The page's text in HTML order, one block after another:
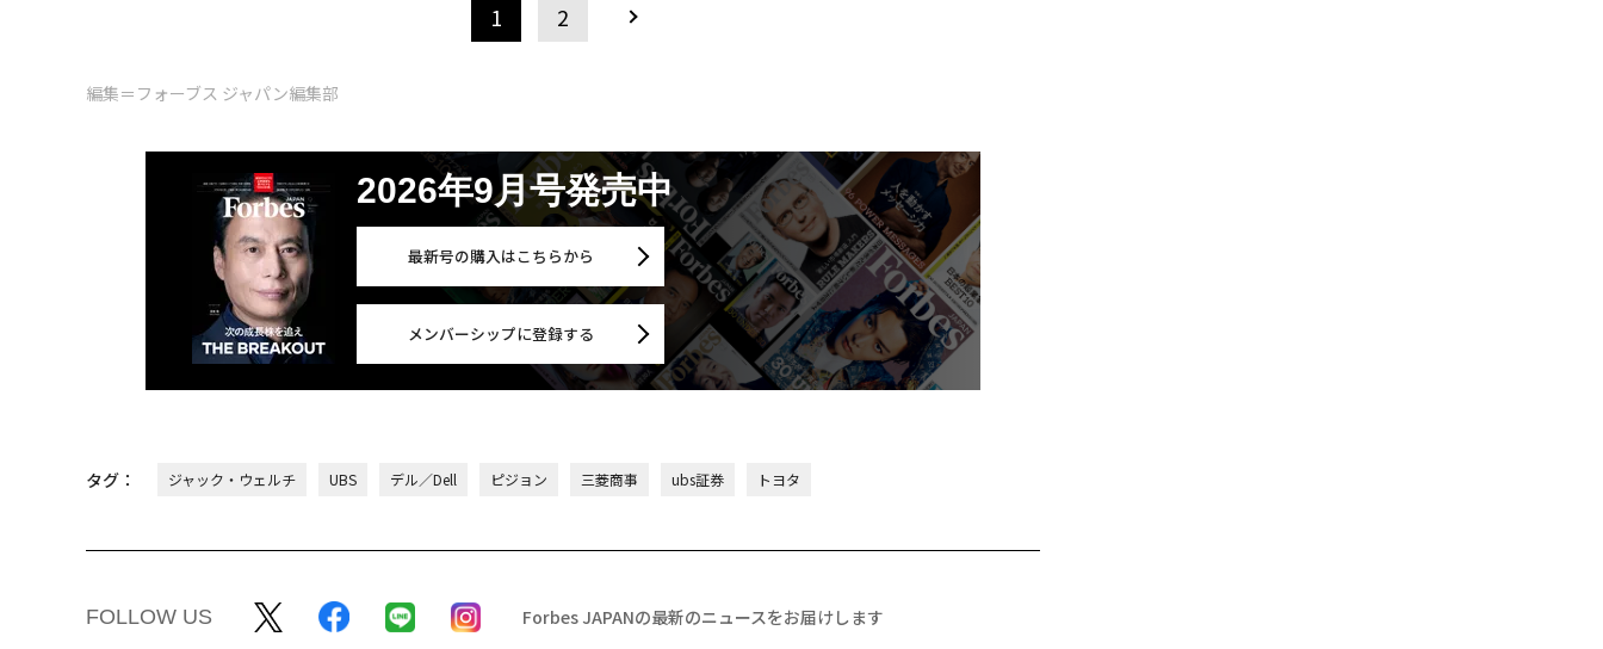
1 2
編集＝フォーブス ジャパン編集部
2026年9月号発売中
最新号の購入はこちらから
メンバーシップに登録する
タグ： ジャック・ウェルチ UBS デル／Dell ピジョン 三菱商事 ubs証券 トヨタ
FOLLOW US Forbes JAPANの最新のニュースをお届けします